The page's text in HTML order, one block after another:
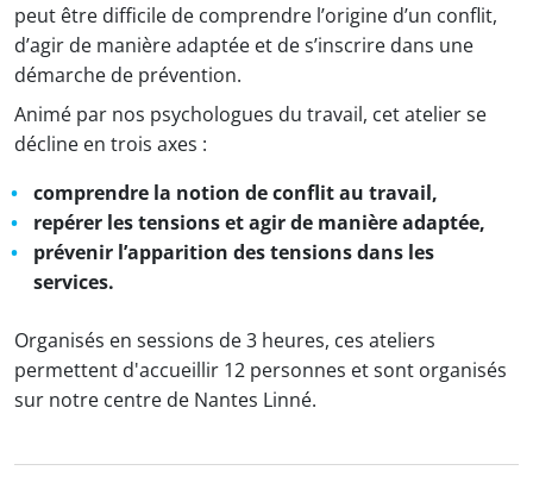
peut être difficile de comprendre l’origine d’un conflit,
d’agir de manière adaptée et de s’inscrire dans une
démarche de prévention.
Animé par nos psychologues du travail, cet atelier se
décline en trois axes :
comprendre la notion de conflit au travail,
repérer les tensions et agir de manière adaptée,
prévenir l’apparition des tensions dans les
services.
Organisés en sessions de 3 heures, ces ateliers
permettent d'accueillir 12 personnes et sont organisés
sur notre centre de Nantes Linné.